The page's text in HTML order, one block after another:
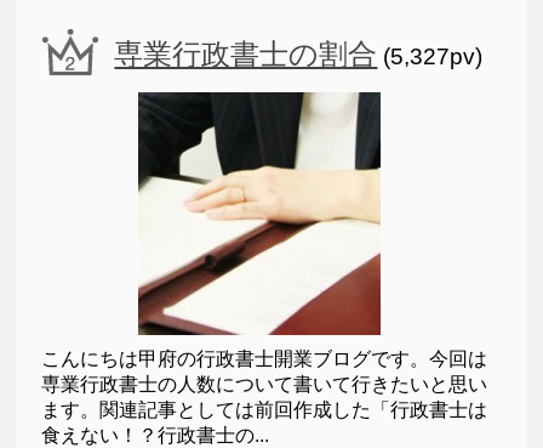
専業行政書士の割合 (5,327pv)
こんにちは甲府の行政書士開業ブログです。今回は
専業行政書士の人数について書いて行きたいと思い
ます。関連記事としては前回作成した「行政書士は
食えない！？行政書士の...